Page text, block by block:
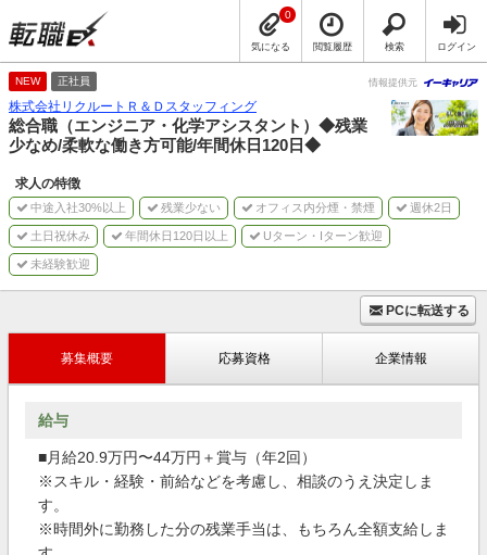
気になる
0
閲覧履歴 検索 ログイン
NEW 正社員 情報提供元
株式会社リクルートＲ＆Ｄスタッフィング
総合職（エンジニア・化学アシスタント）◆残業
少なめ/柔軟な働き方可能/年間休日120日◆
求人の特徴
中途入社30%以上 残業少ない オフィス内分煙・禁煙 週休2日
土日祝休み 年間休日120日以上 Uターン・Iターン歓迎
未経験歓迎
PCに転送する
募集概要 応募資格 企業情報
給与
■月給20.9万円〜44万円＋賞与（年2回）
※スキル・経験・前給などを考慮し、相談のうえ決定しま
す。
※時間外に勤務した分の残業手当は、もちろん全額支給しま